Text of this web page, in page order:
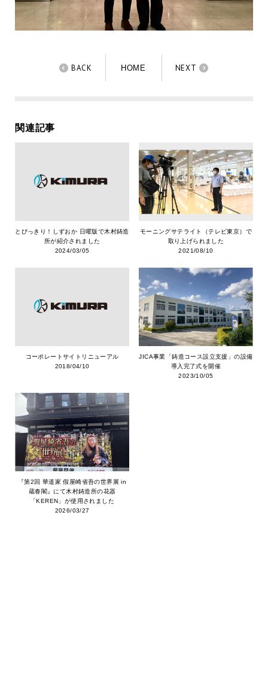
BACK HOME NEXT
関連記事
とびっきり！しずおか 日曜版で木村鋳造
所が紹介されました
2024/03/05
モーニングサテライト（テレビ東京）で
取り上げられました
2021/08/10
コーポレートサイトリニューアル
2018/04/10
JICA事業「鋳造コース設立支援」の設備
導入完了式を開催
2023/10/05
『第2回 華道家 假屋崎省吾の世界展 in
蔵春閣』にて木村鋳造所の花器
「KEREN」が使用されました
2026/03/27